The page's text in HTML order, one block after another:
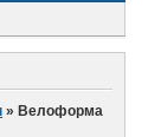
»Велоформа